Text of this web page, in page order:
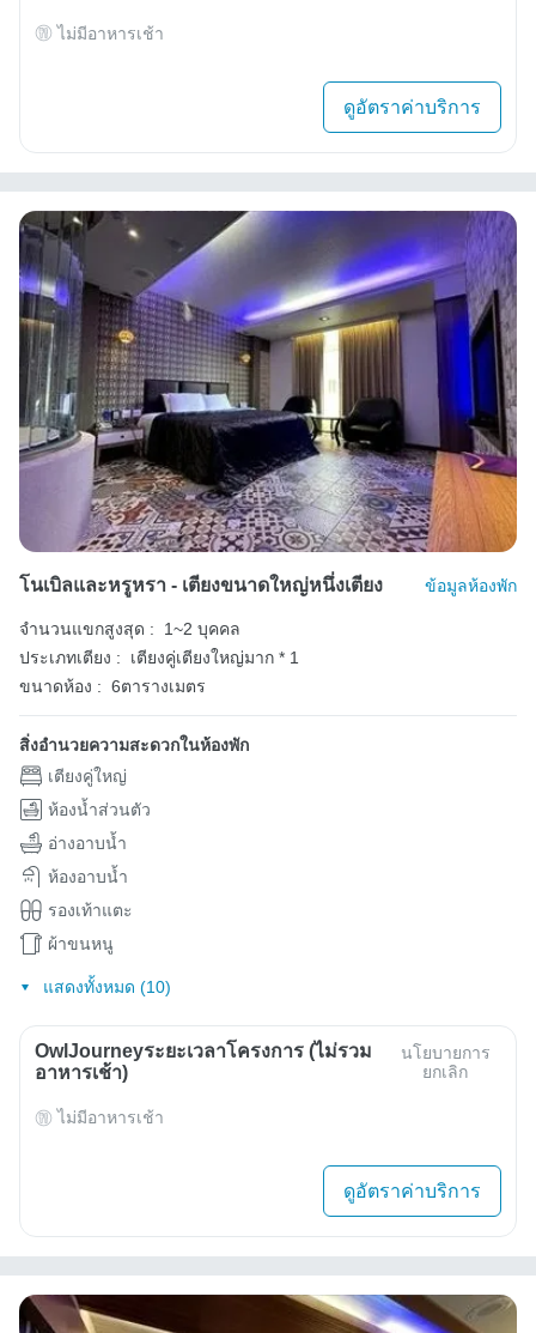
ไม่มีอาหารเช้า
ดูอัตราค่าบริการ
โนเบิลและหรูหรา - เตียงขนาดใหญ่หนึ่งเตียง ข้อมูลห้องพัก
จำนวนแขกสูงสุด :
1~2 บุคคล
ประเภทเตียง :
เตียงคู่เตียงใหญ่มาก * 1
ขนาดห้อง : 6ตารางเมตร
สิ่งอำนวยความสะดวกในห้องพัก
เตียงคู่ใหญ่
ห้องน้ำส่วนตัว
อ่างอาบน้ำ
ห้องอาบน้ำ
รองเท้าแตะ
ผ้าขนหนู
แสดงทั้งหมด (10)
OwlJourneyระยะเวลาโครงการ (ไม่รวม
อาหารเช้า)
นโยบายการ
ยกเลิก
ไม่มีอาหารเช้า
ดูอัตราค่าบริการ